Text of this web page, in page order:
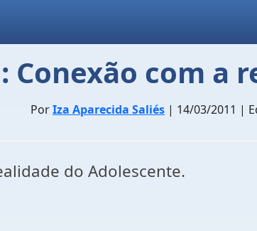
Conexão com a
PorIza Aparecida Saliés | 14/03/2011 |
do Adolescente.